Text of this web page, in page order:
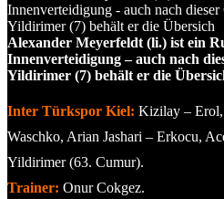
Alexander Meyerfeldt (li.) ist ein
Innenverteidigung – auch nach
Yildirimer (7) behält er die
Inter Türkspor Kiel: Kizilay –
Waschko, Arian Jashari – Erkocu,
Yildirimer (63. Cumur).
Trainer: Onur Cokgez.